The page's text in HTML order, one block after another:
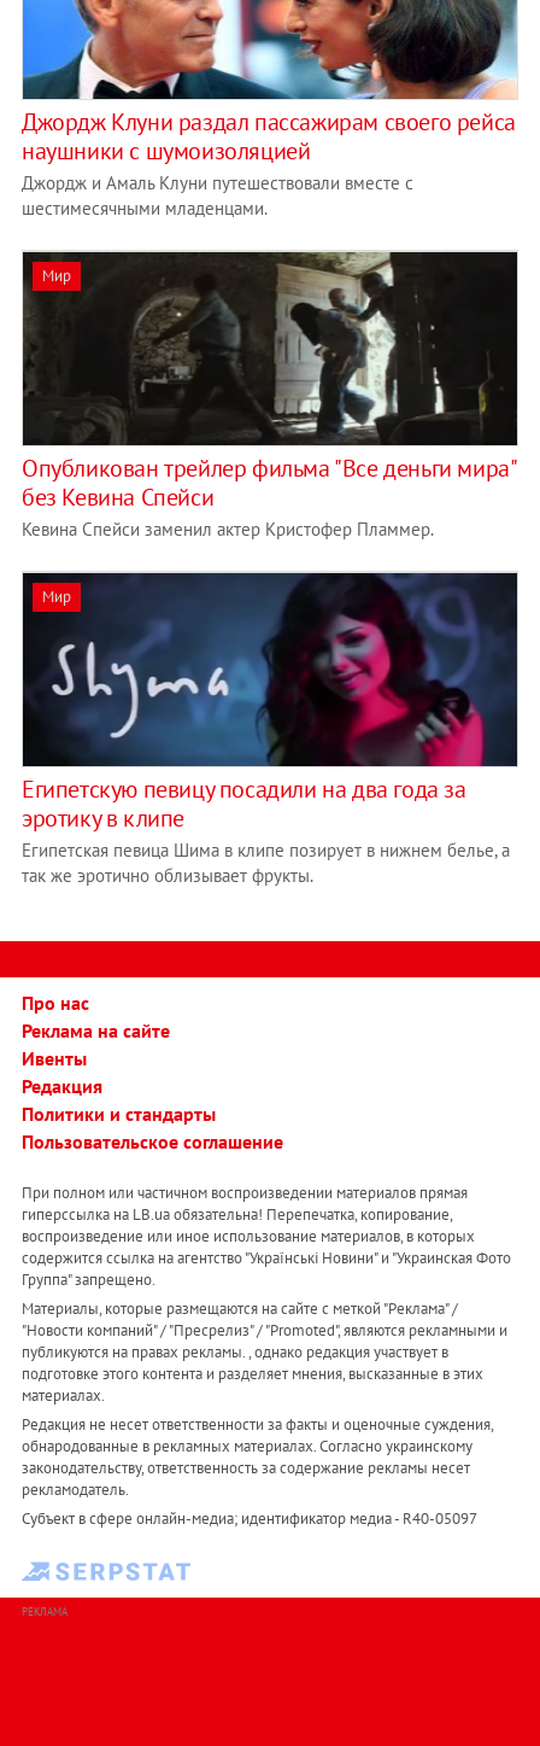
Джордж Клуни раздал пассажирам своего рейса
наушники с шумоизоляцией
Джордж и Амаль Клуни путешествовали вместе с
шестимесячными младенцами.
Мир
Опубликован трейлер фильма "Все деньги мира"
без Кевина Спейси
Кевина Спейси заменил актер Кристофер Пламмер.
Мир
Египетскую певицу посадили на два года за
эротику в клипе
Египетская певица Шима в клипе позирует в нижнем белье, а
так же эротично облизывает фрукты.
Про нас
Реклама на сайте
Ивенты
Редакция
Политики и стандарты
Пользовательское соглашение
При полном или частичном воспроизведении материалов прямая
гиперссылка на LB.ua обязательна! Перепечатка, копирование,
воспроизведение или иное использование материалов, в которых
содержится ссылка на агентство "Українськi Новини" и "Украинская Фото
Группа" запрещено.
Материалы, которые размещаются на сайте с меткой "Реклама" /
"Новости компаний" / "Пресрелиз" / "Promoted", являются рекламными и
публикуются на правах рекламы. , однако редакция участвует в
подготовке этого контента и разделяет мнения, высказанные в этих
материалах.
Редакция не несет ответственности за факты и оценочные суждения,
обнародованные в рекламных материалах. Согласно украинскому
законодательству, ответственность за содержание рекламы несет
рекламодатель.
Субъект в сфере онлайн-медиа; идентификатор медиа - R40-05097
РЕКЛАМА